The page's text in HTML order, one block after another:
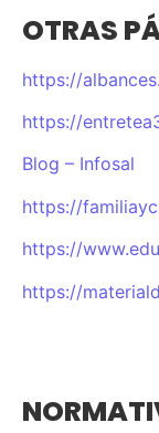
OTRAS
https://
https://
Blog – Infosal
https://
https://
https://